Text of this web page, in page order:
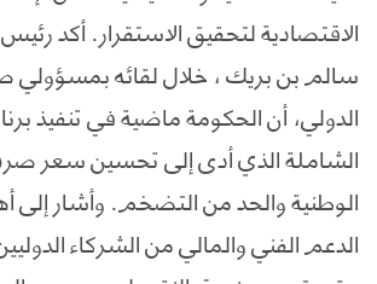
الاقتصادية لتحقيق الاستقرار. أكد رئيس
سالم بن بريك ، خلال لقائه بمسؤولي
الدولي، أن الحكومة ماضية في تنفيذ
الشاملة الذي أدى إلى تحسين سعر
الوطنية والحد من التضخم. وأشار إلى
الدعم الفني والمالي من الشركاء